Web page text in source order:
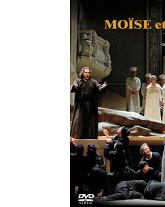
言わなくても通じ合う】イタリアン